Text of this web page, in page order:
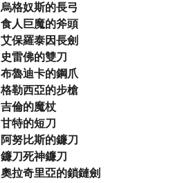
烏格奴斯的長弓
食人巨魔的斧頭
艾保羅泰因長劍
史雷佛的雙刀
布魯迪卡的鋼爪
格勒西亞的步槍
吉倫的魔杖
甘特的短刀
阿努比斯的鐮刀
鐮刀死神鐮刀
奧拉奇里亞的鎖鏈劍